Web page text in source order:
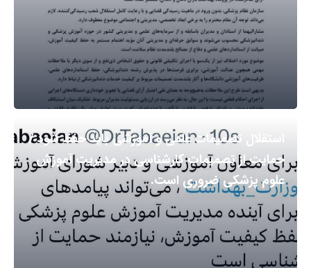
استقلال تصمیمات علمی و آموزشی باید حفظ شود /
حمایت از تصمیمات کارشناسی در مدیریت آموزش
علوم پزشکی ضروری است.